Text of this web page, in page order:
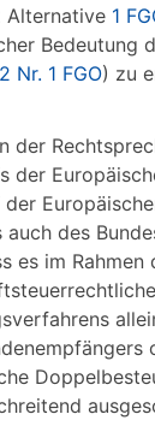
Alternative 1
Bedeutung
Nr. 1 FGO) zu
der
der
auch des
es im Rahmen